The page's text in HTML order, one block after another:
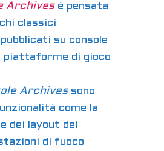
Archivesè pensata
classici
su console
piattaforme di gioco
Archivessono
come la
dei layout dei
di fuoco